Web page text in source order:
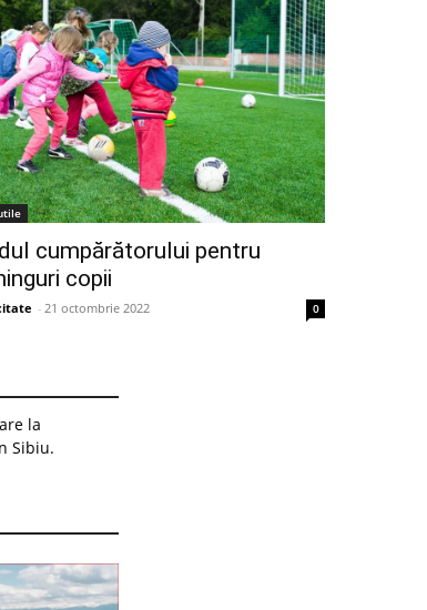
cumpărătorului pentru
copii
- 21 octombrie 2022 0
la
Sibiu.